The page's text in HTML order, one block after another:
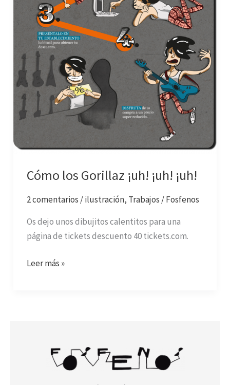
Cómo los Gorillaz ¡uh! ¡uh! ¡uh!
2 comentarios /ilustración, Trabajos /Fosfenos
Os dejo unos dibujitos calentitos para una
página de tickets descuento 40 tickets.com.
Leer más »